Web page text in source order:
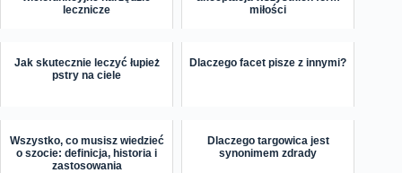
lecznicze
miłości
Jak skutecznie leczyć łupież
pstry na ciele
Dlaczego facet pisze z innymi?
Wszystko, co musisz wiedzieć
o szocie: definicja, historia i
zastosowania
Dlaczego targowica jest
synonimem zdrady